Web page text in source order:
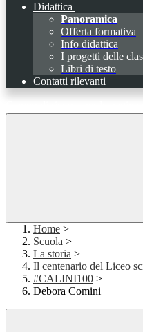
Didattica
Panoramica
Offerta formativa
Info didattica
I progetti delle
Libri di testo
Contatti rilevanti
Home >
Scuola >
La storia >
Il centenario del Liceo
#CALINI100 >
Debora Comini